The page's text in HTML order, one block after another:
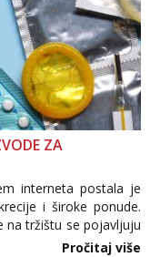
ZA
interneta postala je
i široke ponude.
na tržištu se pojavljuju
internetske
Pročitaj više